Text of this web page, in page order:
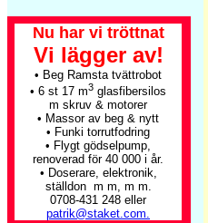
Nu har vi tröttnat
Vi lägger av!
• Beg Ramsta tvättrobot
• 6 st 17 m3 glasfibersilos
m skruv & motorer
• Massor av beg & nytt
• Funki torrutfodring
• Flygt gödselpump,
renoverad för 40 000 i år.
• Doserare, elektronik,
ställdon m m, m m.
0708-431 248 eller
patrik@staket.com.